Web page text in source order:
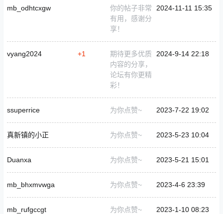
mb_odhtcxgw
你的帖子非常
有用，感谢分
享！
2024-11-11 15:35
vyang2024 +1
期待更多优质
内容的分享，
论坛有你更精
彩！
2024-9-14 22:18
ssuperrice 为你点赞~ 2023-7-22 19:02
真新镇的小正 为你点赞~ 2023-5-23 10:04
Duanxa 为你点赞~ 2023-5-21 15:01
mb_bhxmvwga 为你点赞~ 2023-4-6 23:39
mb_rufgccgt 为你点赞~ 2023-1-10 08:23